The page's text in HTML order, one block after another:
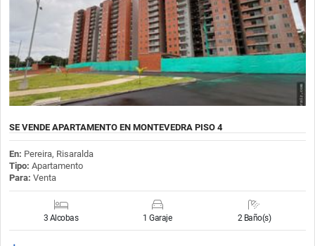
SE VENDE APARTAMENTO EN MONTEVEDRA PISO 4
En: Pereira, Risaralda
Tipo: Apartamento
Para: Venta
3 Alcobas 1 Garaje 2 Baño(s)